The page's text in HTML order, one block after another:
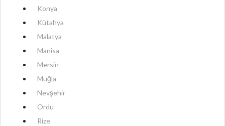
Konya
Kütahya
Malatya
Manisa
Mersin
Muğla
Nevşehir
Ordu
Rize